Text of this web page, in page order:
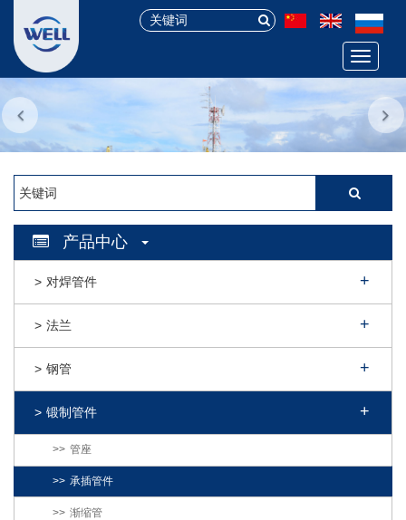
Menu
产品中心
对焊管件
法兰
钢管
锻制管件
管座
承插管件
渐缩管